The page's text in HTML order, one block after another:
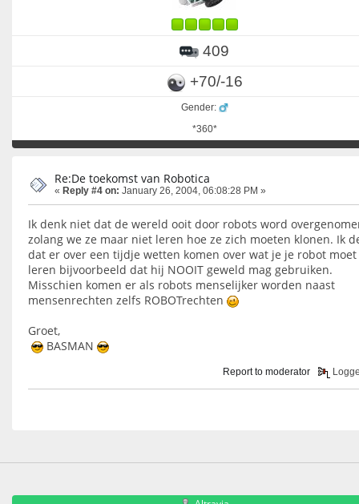
409
+70/-16
Gender:
*360*
Re:De toekomst van Robotica
« Reply #4 on: January 26, 2004, 06:08:28 PM »
Ik denk niet dat de wereld ooit door robots word
zolang we ze maar niet leren hoe ze zich moeten klonen. Ik
dat er over een tijdje wetten komen over wat je je robot moet
leren bijvoorbeeld dat hij NOOIT geweld mag gebruiken.
Misschien komen er als robots menselijker worden naast
mensenrechten zelfs ROBOTrechten
Groet,
BASMAN
Report to moderator